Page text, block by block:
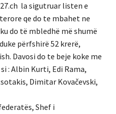
la sigutruar listen e
qe do te mbahet ne
do të mbledhë më shumë
përfshirë 52 krerë,
Davosi do te beje koke me
: Albin Kurti, Edi Rama,
Dimitar Kovačevski,
Shef i